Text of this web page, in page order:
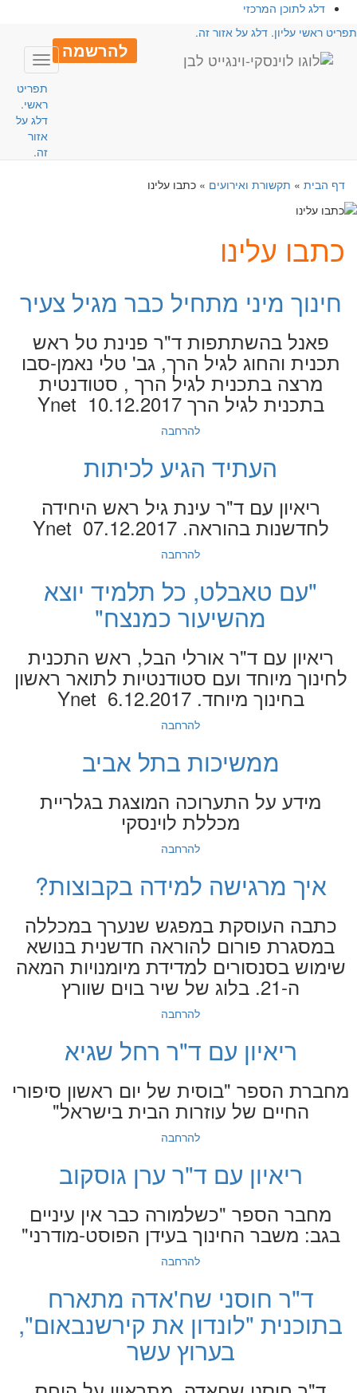
דלג לתוכן המרכזי
ראשי עליון. דלג על אזור זה.
להרשמה
Toggle
תפריט
ראשי.
דלג על
אזור
זה.
דף הבית» תקשורת ואירועים» כתבו עלינו
כתבו עלינו
חינוך מיני מתחיל כבר מגיל צעיר
פאנל בהשתתפות ד"ר פנינת טל ראש
תכנית והחוג לגיל הרך, גב' טלי נאמן-סבו
מרצה בתכנית לגיל הרך , סטודנטית
בתכנית לגיל הרך Ynet 10.12.2017
להרחבה
העתיד הגיע לכיתות
ריאיון עם ד"ר עינת גיל ראש היחידה
לחדשנות בהוראה. Ynet 07.12.2017
להרחבה
"עם טאבלט, כל תלמיד יוצא
מהשיעור כמנצח"
ריאיון עם ד"ר אורלי הבל, ראש התכנית
לחינוך מיוחד ועם סטודנטיות לתואר ראשון
בחינוך מיוחד. Ynet 6.12.2017
להרחבה
ממשיכות בתל אביב
מידע על התערוכה המוצגת בגלריית
מכללת לוינסקי
להרחבה
איך מרגישה למידה בקבוצות?
כתבה העוסקת במפגש שנערך במכללה
במסגרת פורום להוראה חדשנית בנושא
שימוש בסנסורים למדידת מיומנויות המאה
ה-21. בלוג של שיר בוים שוורץ
להרחבה
ריאיון עם ד"ר רחל שגיא
מחברת הספר "בוסית של יום ראשון סיפורי
החיים של עוזרות הבית בישראל"
להרחבה
ריאיון עם ד"ר ערן גוסקוב
מחבר הספר "כשלמורה כבר אין עיניים
בגב: משבר החינוך בעידן הפוסט-מודרני"
להרחבה
ד"ר חוסני שח'אדה מתארח
בתוכנית "לונדון את קירשנבאום",
בערוץ עשר